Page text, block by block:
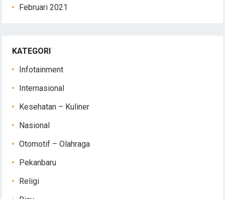
Februari 2021
KATEGORI
Infotainment
Internasional
Kesehatan – Kuliner
Nasional
Otomotif – Olahraga
Pekanbaru
Religi